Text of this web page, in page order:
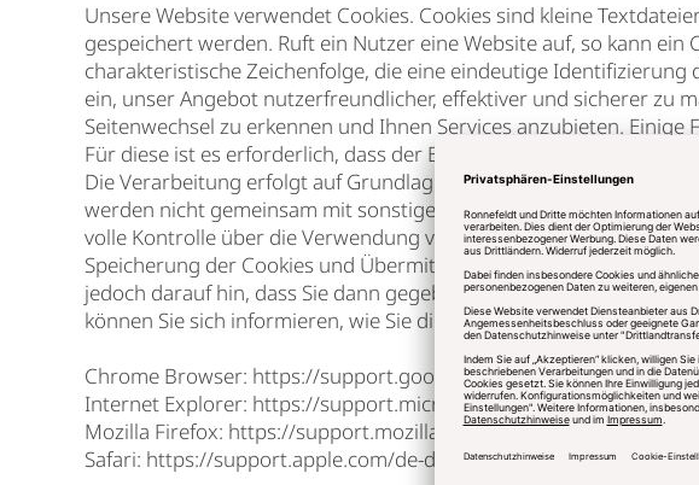
Unsere Website verwendet Cookies. Cookies sind kleine
gespeichert werden. Ruft ein Nutzer eine Website auf, so kann
charakteristische Zeichenfolge, die eine eindeutige
ein, unser Angebot nutzerfreundlicher, effektiver und sicherer zu
Seitenwechsel zu erkennen und Ihnen Services anzubieten.
Für diese ist es erforderlich, dass der Browser auch nach einem
Die Verarbeitung erfolgt auf Grundlage des § 15 (3) TMG sowie
werden nicht gemeinsam mit sonstigen personenbezogenen
volle Kontrolle über die Verwendung von Cookies. Durch die
Speicherung der Cookies und Übermittlung der enthaltenen
jedoch darauf hin, dass Sie dann gegebenenfalls nicht sämtliche
können Sie sich informieren, wie Sie die Cookies bei den
Chrome Browser: https://support.google.com/accounts/answer/
Internet Explorer: https://support.microsoft.com/de-de/help/
Mozilla Firefox: https://support.mozilla.org/de/kb/cookies-
Safari: https://support.apple.com/de-de/guide/safari/manage-